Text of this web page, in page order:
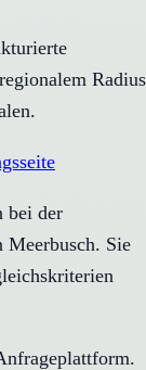
Radius
bei der
Meerbusch. Sie